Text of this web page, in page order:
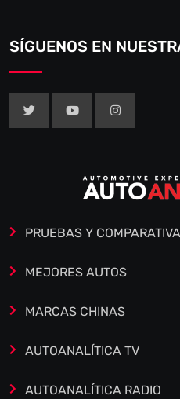
SÍGUENOS EN
PRUEBAS Y
MEJORES AUTOS
MARCAS CHINAS
AUTOANALÍTICA TV
AUTOANALÍTICA RADIO